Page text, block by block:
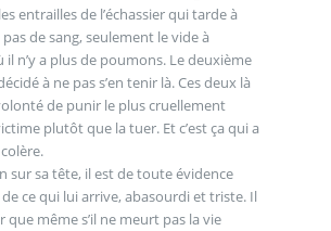
entrailles de l’échassier qui tarde à
pas de sang, seulement le vide à
il n’y a plus de poumons. Le deuxième
à ne pas s’en tenir là. Ces deux là
de punir le plus cruellement
plutôt que la tuer. Et c’est ça qui a
sur sa tête, il est de toute évidence
ce qui lui arrive, abasourdi et triste. Il
que même s’il ne meurt pas la vie